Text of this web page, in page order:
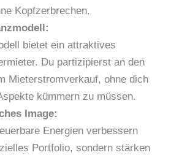
Kopfzerbrechen.
bietet ein attraktives
Du partizipierst an den
Mieterstromverkauf, ohne dich
kümmern zu müssen.
Image:
Energien verbessern
Portfolio, sondern stärken